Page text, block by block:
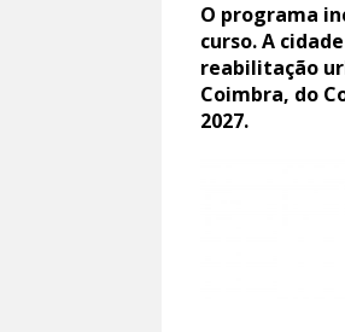
O programa
curso. A
reabilitação
Coimbra, do
2027.